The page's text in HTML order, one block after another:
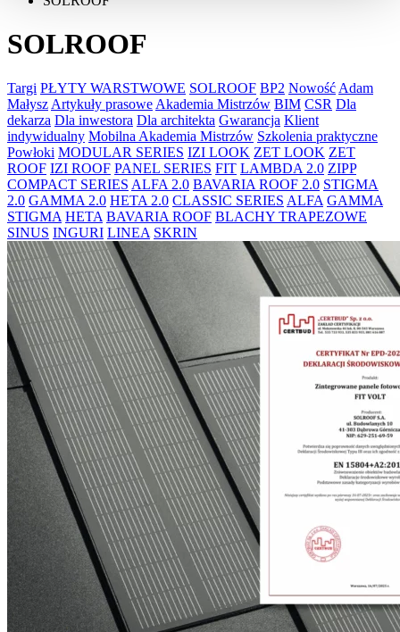
SOLROOF
Targi PŁYTY WARSTWOWE SOLROOF BP2 Nowość Adam
Małysz Artykuły prasowe Akademia Mistrzów BIM CSR Dla
dekarza Dla inwestora Dla architekta Gwarancja Klient
indywidualny Mobilna Akademia Mistrzów Szkolenia praktyczne
Powłoki MODULAR SERIES IZI LOOK ZET LOOK ZET
ROOF IZI ROOF PANEL SERIES FIT LAMBDA 2.0 ZIPP
COMPACT SERIES ALFA 2.0 BAVARIA ROOF 2.0 STIGMA
2.0 GAMMA 2.0 HETA 2.0 CLASSIC SERIES ALFA GAMMA
STIGMA HETA BAVARIA ROOF BLACHY TRAPEZOWE
SINUS INGURI LINEA SKRIN